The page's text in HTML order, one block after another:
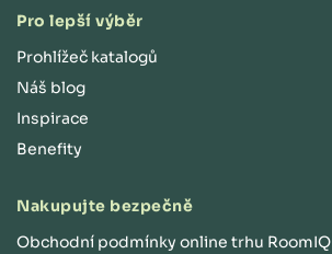
Pro lepší výběr
Prohlížeč katalogů
Náš blog
Inspirace
Benefity
Nakupujte bezpečně
Obchodní podmínky online trhu RoomIQ